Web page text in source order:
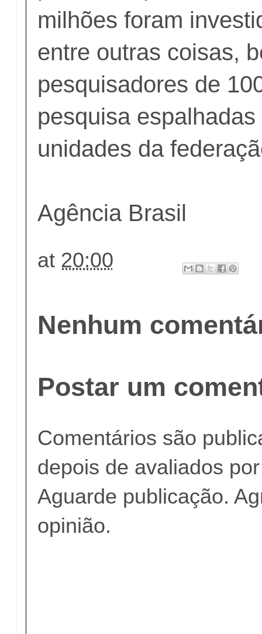
milhões foram
entre outras coisas,
pesquisadores de
pesquisa
unidades da
Agência Brasil
at 20:00
Nenhum
Postar um
Comentários são
depois de avaliados
Aguarde publicação.
opinião.